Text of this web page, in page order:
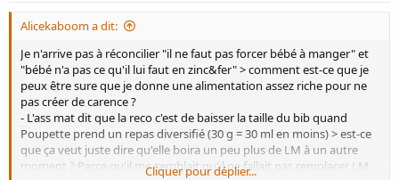
Alicekaboom a dit:
Je n'arrive pas à réconcilier "il ne faut pas forcer bébé à manger" et
"bébé n'a pas ce qu'il lui faut en zinc&fer" > comment est-ce que je
peux être sure que je donne une alimentation assez riche pour ne
pas créer de carence ?
- L'ass mat dit que la reco c'est de baisser la taille du bib quand
Poupette prend un repas diversifié (30 g = 30 ml en moins) > est-ce
que ça veut juste dire qu'elle boira un peu plus de LM à un autre
moment ? Parce qu'il me semblait qu'il ne fallait pas remplacer LM
Cliquer pour déplier...